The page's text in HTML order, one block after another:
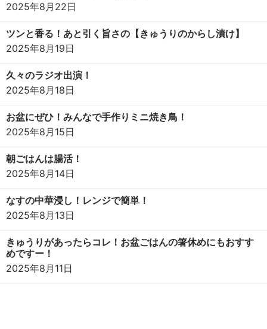
2025年8月22日
ツンと香る！あと引く旨さの【きゅうりのからし漬け】
2025年8月19日
久々のラジオ出演！
2025年8月18日
お盆にぜひ！みんなで手作りミニ焼き鳥！
2025年8月15日
朝ごはんは腸活！
2025年8月14日
なすの中華浸し！レンジで簡単！
2025年8月13日
きゅうりがあったらコレ！お盆ごはんの箸休めにもおすす
めですー！
2025年8月11日